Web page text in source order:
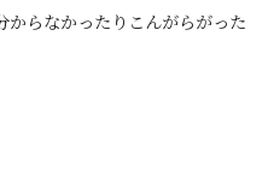
からなかったりこんがらがった